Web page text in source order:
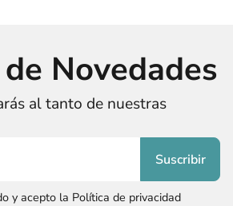
Novedades
al tanto de nuestras
y acepto la Política de privacidad